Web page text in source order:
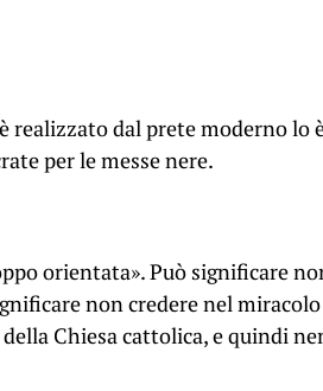
realizzato dal prete moderno lo
per le messe nere.
orientata». Può significare
non credere nel
Chiesa cattolica, e quindi